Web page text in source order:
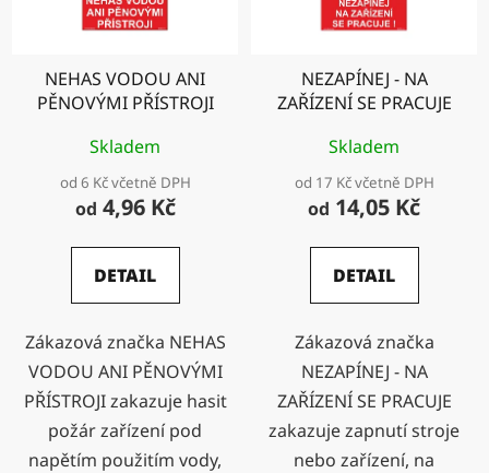
NEHAS VODOU ANI
PĚNOVÝMI PŘÍSTROJI
Skladem
od 6 Kč včetně DPH
od 4,96 Kč
DETAIL
Zákazová značka NEHAS
VODOU ANI PĚNOVÝMI
PŘÍSTROJI zakazuje hasit
požár zařízení pod
napětím použitím vody,
NEZAPÍNEJ - NA
ZAŘÍZENÍ SE PRACUJE
Skladem
od 17 Kč včetně DPH
od 14,05 Kč
DETAIL
Zákazová značka
NEZAPÍNEJ - NA
ZAŘÍZENÍ SE PRACUJE
zakazuje zapnutí stroje
nebo zařízení, na